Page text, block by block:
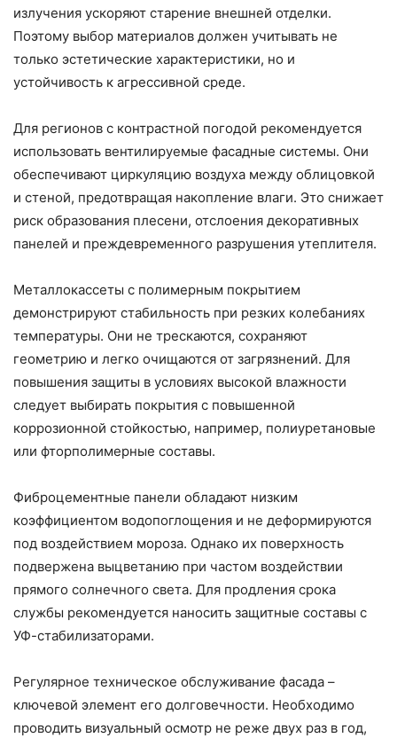
излучения ускоряют старение внешней отделки.
Поэтому выбор материалов должен учитывать не
только эстетические характеристики, но и
устойчивость к агрессивной среде.
Для регионов с контрастной погодой рекомендуется
использовать вентилируемые фасадные системы. Они
обеспечивают циркуляцию воздуха между облицовкой
и стеной, предотвращая накопление влаги. Это снижает
риск образования плесени, отслоения декоративных
панелей и преждевременного разрушения утеплителя.
Металлокассеты с полимерным покрытием
демонстрируют стабильность при резких колебаниях
температуры. Они не трескаются, сохраняют
геометрию и легко очищаются от загрязнений. Для
повышения защиты в условиях высокой влажности
следует выбирать покрытия с повышенной
коррозионной стойкостью, например, полиуретановые
или фторполимерные составы.
Фиброцементные панели обладают низким
коэффициентом водопоглощения и не деформируются
под воздействием мороза. Однако их поверхность
подвержена выцветанию при частом воздействии
прямого солнечного света. Для продления срока
службы рекомендуется наносить защитные составы с
УФ-стабилизаторами.
Регулярное техническое обслуживание фасада –
ключевой элемент его долговечности. Необходимо
проводить визуальный осмотр не реже двух раз в год,